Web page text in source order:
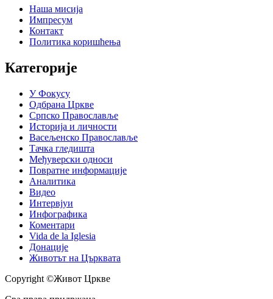
Наша мисија
Импресум
Контакт
Политика коришћења
Категорије
У Фокусу
Одбрана Цркве
Српско Православље
Историја и личности
Васељенско Православље
Тачка гледишта
Међуверски односи
Повратне информације
Аналитика
Видео
Интервјуи
Инфографика
Коментари
Vida de la Iglesia
Донације
Животът на Църквата
Copyright ©Живот Цркве